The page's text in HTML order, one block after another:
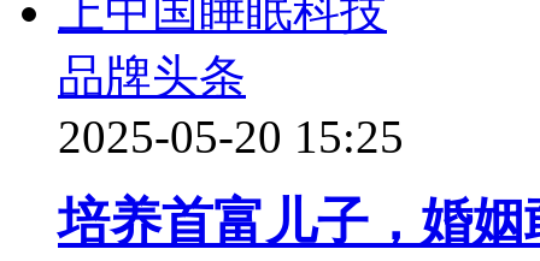
品牌头条
2025-05-20 15:25
培养首富儿子，婚